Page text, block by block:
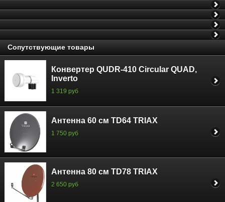
Сопутствующие товары
Конвертер QUDR-410 Circular QUAD,
Inverto
1 319 руб
Антенна 60 см TD64 TRIAX
1 750 руб
Антенна 80 см TD78 TRIAX
2 650 руб